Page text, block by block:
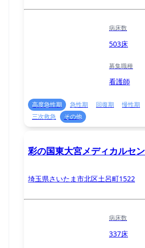
病床数
503床
募集職種
看護師
高度急性期 急性期 回復期 慢性期
三次救急
その他
彩の国東大宮メディカルセ
埼玉県さいたま市北区土呂町1522
病床数
337床